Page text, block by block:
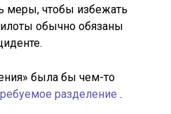
меры, чтобы избежать
обычно обязаны
была бы чем-то
разделение.